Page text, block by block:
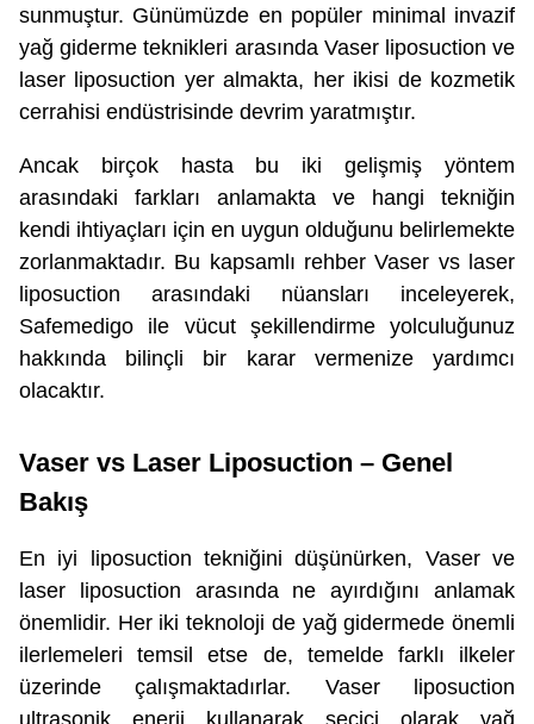
sunmuştur. Günümüzde en popüler minimal invazif
yağ giderme teknikleri arasında Vaser liposuction ve
laser liposuction yer almakta, her ikisi de kozmetik
cerrahisi endüstrisinde devrim yaratmıştır.
Ancak birçok hasta bu iki gelişmiş yöntem
arasındaki farkları anlamakta ve hangi tekniğin
kendi ihtiyaçları için en uygun olduğunu belirlemekte
zorlanmaktadır. Bu kapsamlı rehber Vaser vs laser
liposuction arasındaki nüansları inceleyerek,
Safemedigo ile vücut şekillendirme yolculuğunuz
hakkında bilinçli bir karar vermenize yardımcı
olacaktır.
Vaser vs Laser Liposuction – Genel
Bakış
En iyi liposuction tekniğini düşünürken, Vaser ve
laser liposuction arasında ne ayırdığını anlamak
önemlidir. Her iki teknoloji de yağ gidermede önemli
ilerlemeleri temsil etse de, temelde farklı ilkeler
üzerinde çalışmaktadırlar. Vaser liposuction
ultrasonik enerji kullanarak seçici olarak yağ